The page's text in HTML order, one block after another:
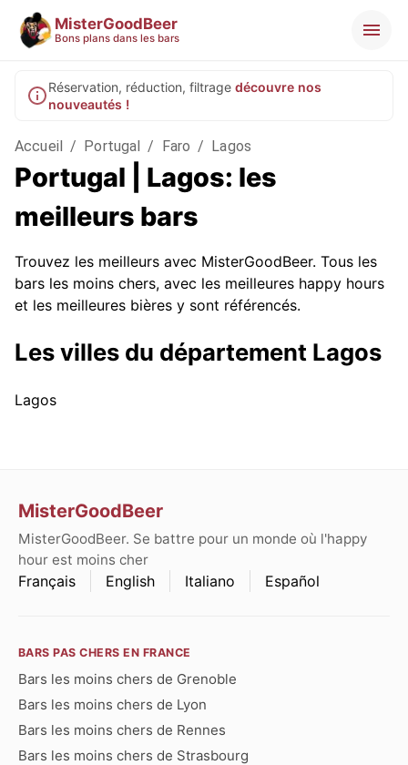
MisterGoodBeer
Bons plans dans les bars
Réservation, réduction, filtrage découvre nos
nouveautés !
Accueil / Portugal / Faro / Lagos
Portugal | Lagos: les
meilleurs bars
Trouvez les meilleurs avec MisterGoodBeer. Tous les
bars les moins chers, avec les meilleures happy hours
et les meilleures bières y sont référencés.
Les villes du département Lagos
Lagos
MisterGoodBeer
MisterGoodBeer. Se battre pour un monde où l'happy
hour est moins cher
Français English Italiano Español
BARS PAS CHERS EN FRANCE
Bars les moins chers de Grenoble
Bars les moins chers de Lyon
Bars les moins chers de Rennes
Bars les moins chers de Strasbourg